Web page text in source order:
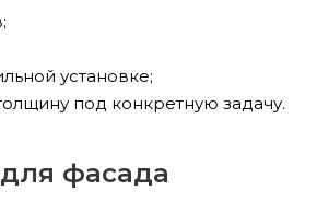
установке;
под конкретную задачу.
фасада